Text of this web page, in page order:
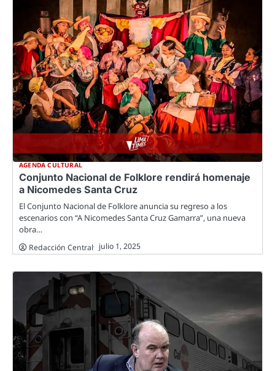
AGENDA CULTURAL
Conjunto Nacional de Folklore rendirá homenaje
a Nicomedes Santa Cruz
El Conjunto Nacional de Folklore anuncia su regreso a los
escenarios con “A Nicomedes Santa Cruz Gamarra”, una nueva
obra…
Redacción Central julio 1, 2025